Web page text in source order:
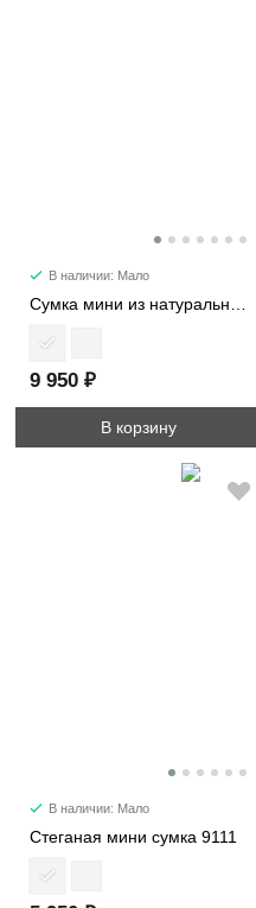
В наличии: Мало
9 950 ₽
В корзину
В наличии: Мало
Стеганая мини сумка 9111